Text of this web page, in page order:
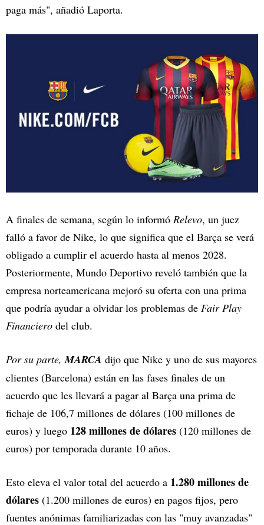
paga más", añadió Laporta.
A finales de semana, según lo informó Relevo, un juez
falló a favor de Nike, lo que significa que el Barça se verá
obligado a cumplir el acuerdo hasta al menos 2028.
Posteriormente, Mundo Deportivo reveló también que la
empresa norteamericana mejoró su oferta con una prima
que podría ayudar a olvidar los problemas de Fair Play
Financiero del club.
Por su parte, MARCA dijo que Nike y uno de sus mayores
clientes (Barcelona) están en las fases finales de un
acuerdo que les llevará a pagar al Barça una prima de
fichaje de 106,7 millones de dólares (100 millones de
euros) y luego 128 millones de dólares (120 millones de
euros) por temporada durante 10 años.
Esto eleva el valor total del acuerdo a 1.280 millones de
dólares (1.200 millones de euros) en pagos fijos, pero
fuentes anónimas familiarizadas con las "muy avanzadas"